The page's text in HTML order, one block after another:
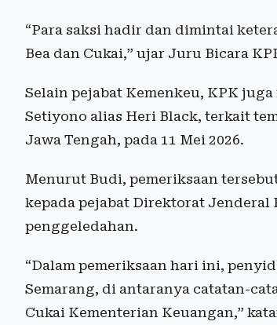
“Para saksi hadir dan dimintai
Bea dan Cukai,” ujar Juru Bicara
Selain pejabat Kemenkeu, KPK
Setiyono alias Heri Black, terkait
Jawa Tengah, pada 11 Mei 2026.
Menurut Budi, pemeriksaan
kepada pejabat Direktorat Jenderal
penggeledahan.
“Dalam pemeriksaan hari ini,
Semarang, di antaranya catatan-
Cukai Kementerian Keuangan,”